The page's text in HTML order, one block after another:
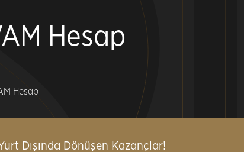
Hesap
Hesap
Dışında Dönüşen Kazançlar!